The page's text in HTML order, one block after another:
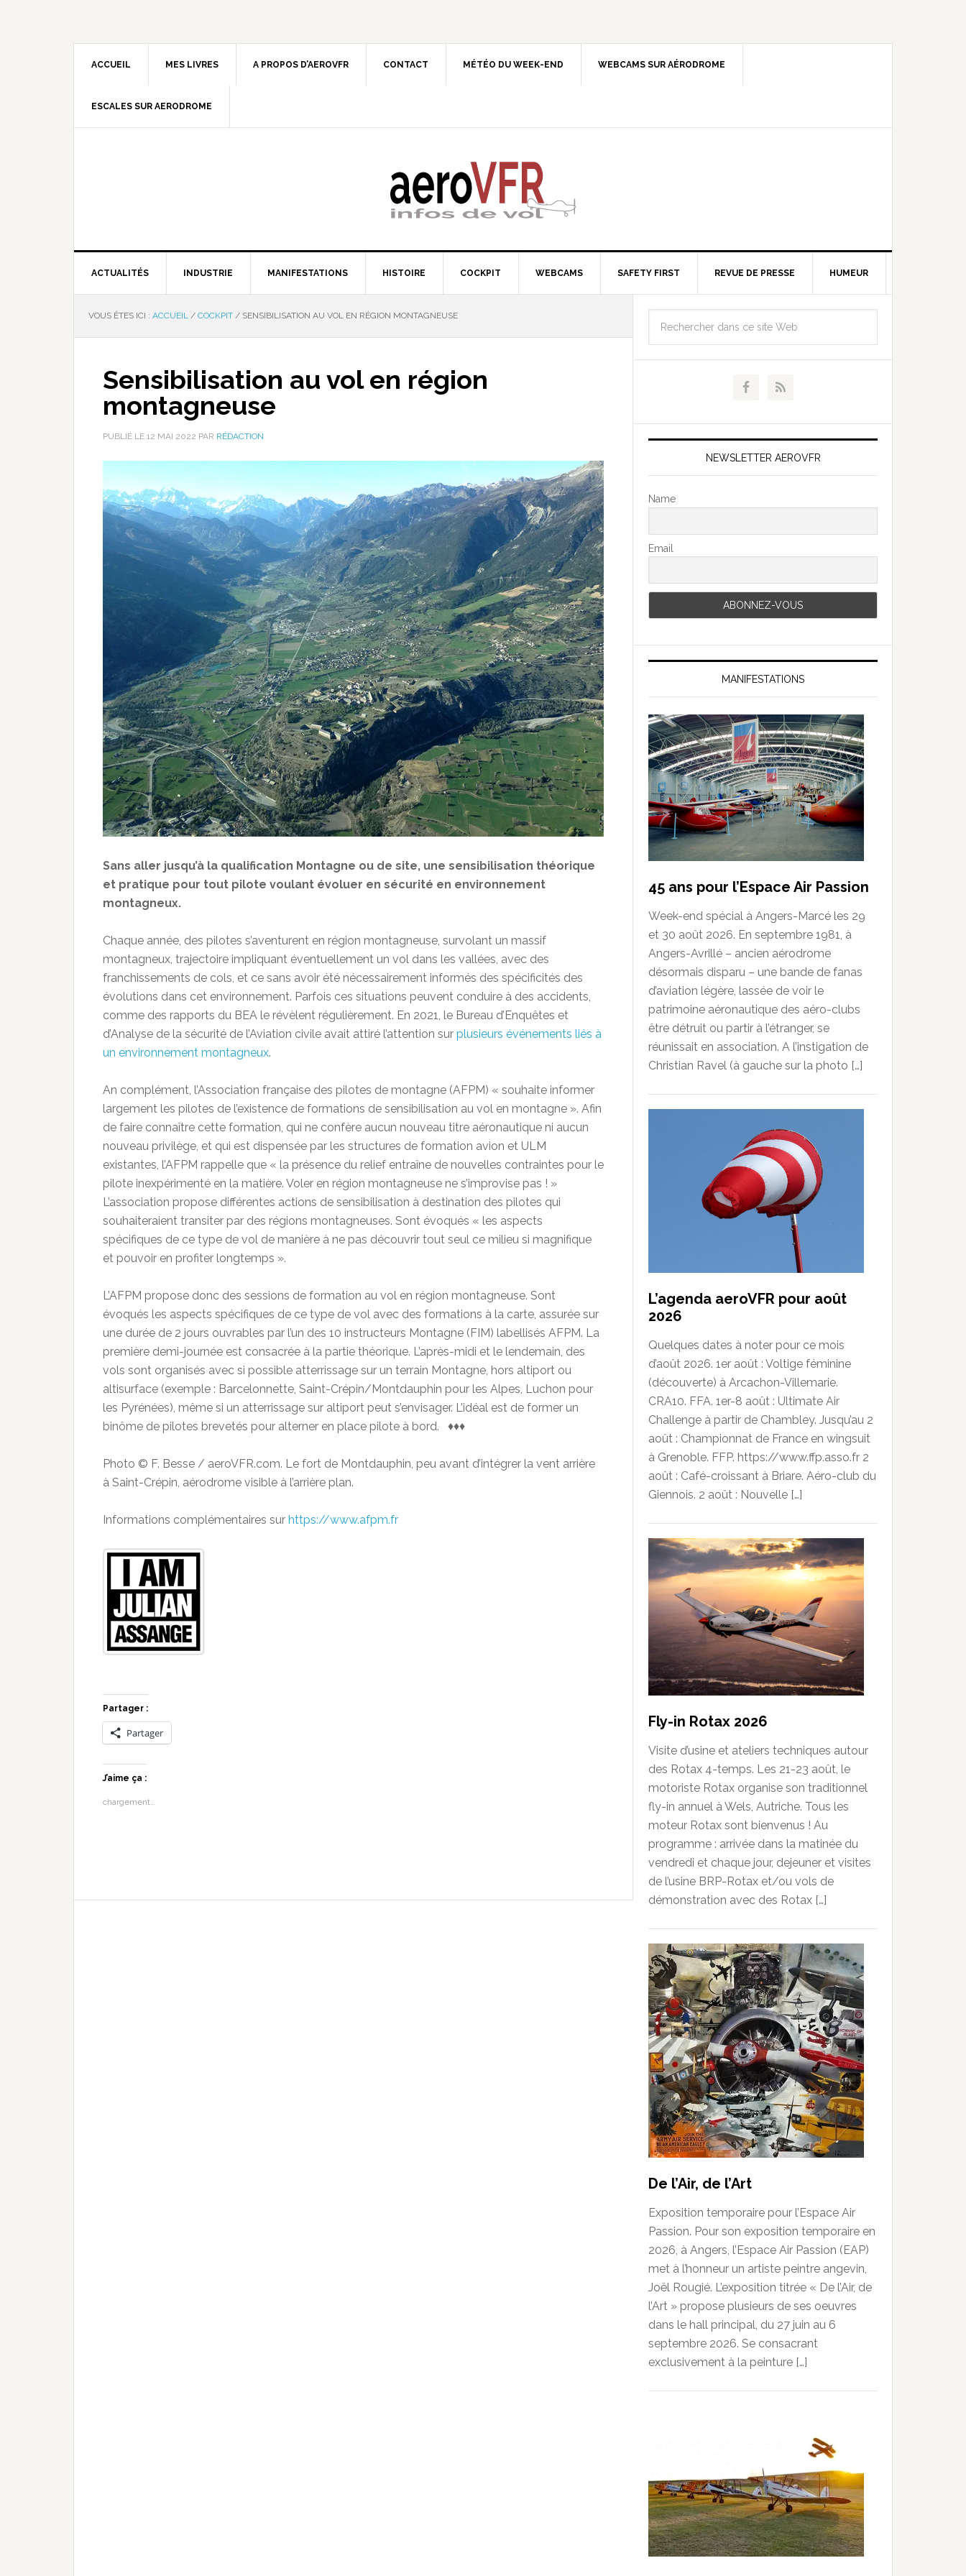
ACCUEIL MES LIVRES A PROPOS D’AEROVFR CONTACT MÉTÉO DU WEEK-END WEBCAMS SUR AÉRODROME
ESCALES SUR AERODROME
ACTUALITÉS INDUSTRIE MANIFESTATIONS HISTOIRE COCKPIT WEBCAMS SAFETY FIRST REVUE DE PRESSE HUMEUR
VOUS ÊTES ICI : ACCUEIL / COCKPIT / SENSIBILISATION AU VOL EN RÉGION MONTAGNEUSE
Sensibilisation au vol en région
montagneuse
PUBLIÉ LE 12 MAI 2022 PAR RÉDACTION
Sans aller jusqu’à la qualification Montagne ou de site, une sensibilisation théorique
et pratique pour tout pilote voulant évoluer en sécurité en environnement
montagneux.
Chaque année, des pilotes s’aventurent en région montagneuse, survolant un massif
montagneux, trajectoire impliquant éventuellement un vol dans les vallées, avec des
franchissements de cols, et ce sans avoir été nécessairement informés des spécificités des
évolutions dans cet environnement. Parfois ces situations peuvent conduire à des accidents,
comme des rapports du BEA le révèlent régulièrement. En 2021, le Bureau d’Enquêtes et
d’Analyse de la sécurité de l’Aviation civile avait attiré l’attention sur plusieurs événements liés à
un environnement montagneux.
An complément, l’Association française des pilotes de montagne (AFPM) « souhaite informer
largement les pilotes de l’existence de formations de sensibilisation au vol en montagne ». Afin
de faire connaître cette formation, qui ne confère aucun nouveau titre aéronautique ni aucun
nouveau privilège, et qui est dispensée par les structures de formation avion et ULM
existantes, l’AFPM rappelle que « la présence du relief entraîne de nouvelles contraintes pour le
pilote inexpérimenté en la matière. Voler en région montagneuse ne s’improvise pas ! »
L’association propose différentes actions de sensibilisation à destination des pilotes qui
souhaiteraient transiter par des régions montagneuses. Sont évoqués « les aspects
spécifiques de ce type de vol de manière à ne pas découvrir tout seul ce milieu si magnifique
et pouvoir en profiter longtemps ».
L’AFPM propose donc des sessions de formation au vol en région montagneuse. Sont
évoqués les aspects spécifiques de ce type de vol avec des formations à la carte, assurée sur
une durée de 2 jours ouvrables par l’un des 10 instructeurs Montagne (FIM) labellisés AFPM. La
première demi-journée est consacrée à la partie théorique. L’après-midi et le lendemain, des
vols sont organisés avec si possible atterrissage sur un terrain Montagne, hors altiport ou
altisurface (exemple : Barcelonnette, Saint-Crépin/Montdauphin pour les Alpes, Luchon pour
les Pyrénées), même si un atterrissage sur altiport peut s’envisager. L’idéal est de former un
binôme de pilotes brevetés pour alterner en place pilote à bord. ♦♦♦
Photo © F. Besse / aeroVFR.com. Le fort de Montdauphin, peu avant d’intégrer la vent arrière
à Saint-Crépin, aérodrome visible à l’arrière plan.
Informations complémentaires sur https://www.afpm.fr
Partager :
Partager
J’aime ça :
chargement…
NEWSLETTER AEROVFR
Name
Email
MANIFESTATIONS
45 ans pour l’Espace Air Passion
Week-end spécial à Angers-Marcé les 29
et 30 août 2026. En septembre 1981, à
Angers-Avrillé – ancien aérodrome
désormais disparu – une bande de fanas
d’aviation légère, lassée de voir le
patrimoine aéronautique des aéro-clubs
être détruit ou partir à l’étranger, se
réunissait en association. A l’instigation de
Christian Ravel (à gauche sur la photo […]
L’agenda aeroVFR pour août
2026
Quelques dates à noter pour ce mois
d’août 2026. 1er août : Voltige féminine
(découverte) à Arcachon-Villemarie.
CRA10. FFA. 1er-8 août : Ultimate Air
Challenge à partir de Chambley. Jusqu’au 2
août : Championnat de France en wingsuit
à Grenoble. FFP. https://www.ffp.asso.fr 2
août : Café-croissant à Briare. Aéro-club du
Giennois. 2 août : Nouvelle […]
Fly-in Rotax 2026
Visite d’usine et ateliers techniques autour
des Rotax 4-temps. Les 21-23 août, le
motoriste Rotax organise son traditionnel
fly-in annuel à Wels, Autriche. Tous les
moteur Rotax sont bienvenus ! Au
programme : arrivée dans la matinée du
vendredi et chaque jour, dejeuner et visites
de l’usine BRP-Rotax et/ou vols de
démonstration avec des Rotax […]
De l’Air, de l’Art
Exposition temporaire pour l’Espace Air
Passion. Pour son exposition temporaire en
2026, à Angers, l’Espace Air Passion (EAP)
met à l’honneur un artiste peintre angevin,
Joël Rougié. L’exposition titrée « De l’Air, de
l’Art » propose plusieurs de ses oeuvres
dans le hall principal, du 27 juin au 6
septembre 2026. Se consacrant
exclusivement à la peinture […]